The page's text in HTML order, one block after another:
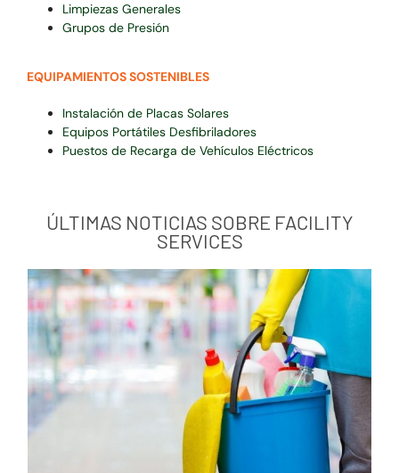
Limpiezas Generales
Grupos de Presión
EQUIPAMIENTOS SOSTENIBLES
Instalación de Placas Solares
Equipos Portátiles Desfibriladores
Puestos de Recarga de Vehículos Eléctricos
ÚLTIMAS NOTICIAS SOBRE FACILITY
SERVICES